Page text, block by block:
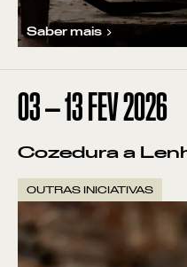
Saber mais
03—13FEV2026
Cozedura a
OUTRAS INICIATIVAS